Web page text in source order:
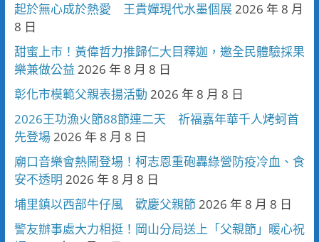
起於無心成於熱愛 王貴嬋現代水墨個展2026 年 8 月
8 日
甜蜜上市！黃偉哲力推歸仁大目釋迦，邀全民體驗採果
樂兼做公益 2026 年 8 月 8 日
彰化市模範父親表揚活動 2026 年 8 月 8 日
2026王功漁火節88節連二天 祈福嘉年華千人烤蚵首
先登場2026 年 8 月 8 日
廟口音樂會熱鬧登場！柯志恩重砲轟綠營防疫冷血、食
安不透明 2026 年 8 月 8 日
埔里鎮以西部牛仔風 歡慶父親節2026 年 8 月 8 日
警友辦事處大力相挺！岡山分局送上「父親節」暖心祝